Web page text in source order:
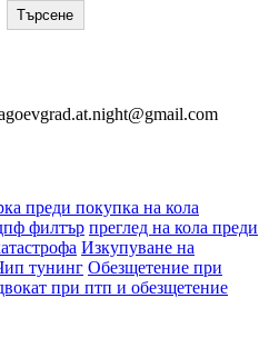
Търсене
преди покупка на кола
филтър преглед на кола преди
Изкупуване на
тунинг Обезщетение при
при птп и обезщетение